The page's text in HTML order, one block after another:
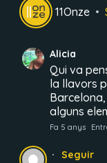
11Onze
Alicia
Qui va
la llavors
alguns
Fa 5 anys
Seguir